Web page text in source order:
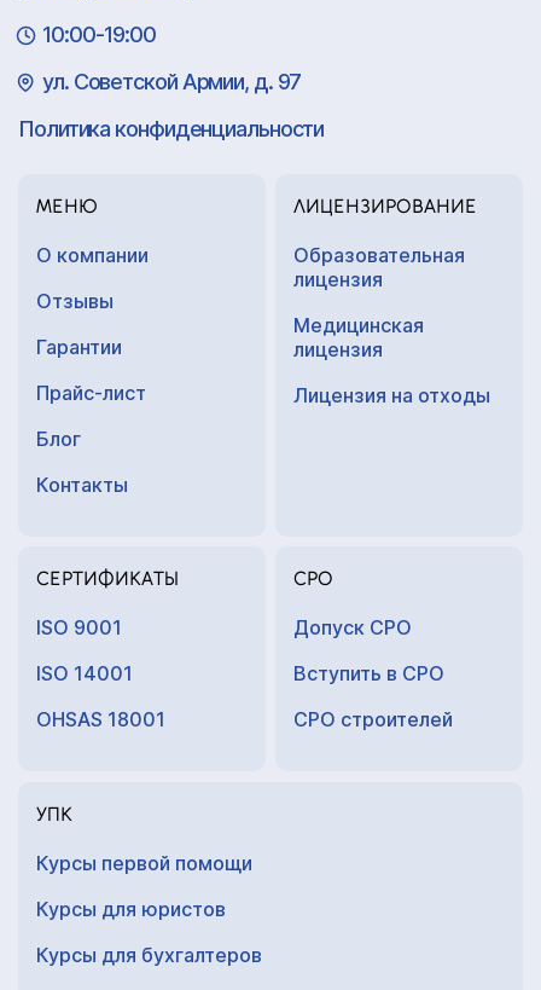
10:00-19:00
ул. Советской Армии, д. 97
Политика конфиденциальности
МЕНЮ
О компании
Отзывы
Гарантии
Прайс-лист
Блог
Контакты
ЛИЦЕНЗИРОВАНИЕ
Образовательная
лицензия
Медицинская
лицензия
Лицензия на отходы
СЕРТИФИКАТЫ
ISO 9001
ISO 14001
OHSAS 18001
СРО
Допуск СРО
Вступить в СРО
СРО строителей
УПК
Курсы первой помощи
Курсы для юристов
Курсы для бухгалтеров